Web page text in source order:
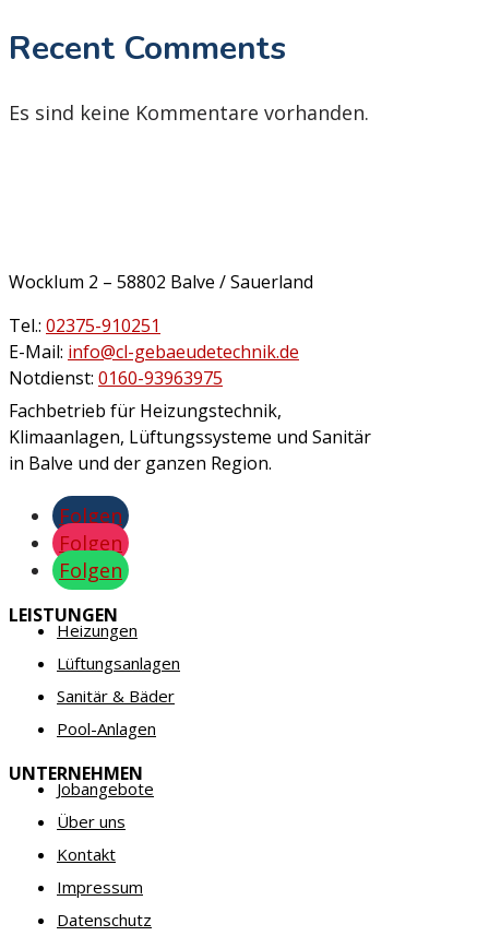
Recent Comments
Es sind keine Kommentare vorhanden.
Wocklum 2 – 58802 Balve / Sauerland
Tel.: 02375-910251
E-Mail: info@cl-gebaeudetechnik.de
Notdienst: 0160-93963975
Fachbetrieb für Heizungstechnik,
Klimaanlagen, Lüftungssysteme und Sanitär
in Balve und der ganzen Region.
Folgen
Folgen
Folgen
LEISTUNGEN
Heizungen
Lüftungsanlagen
Sanitär & Bäder
Pool-Anlagen
UNTERNEHMEN
Jobangebote
Über uns
Kontakt
Impressum
Datenschutz